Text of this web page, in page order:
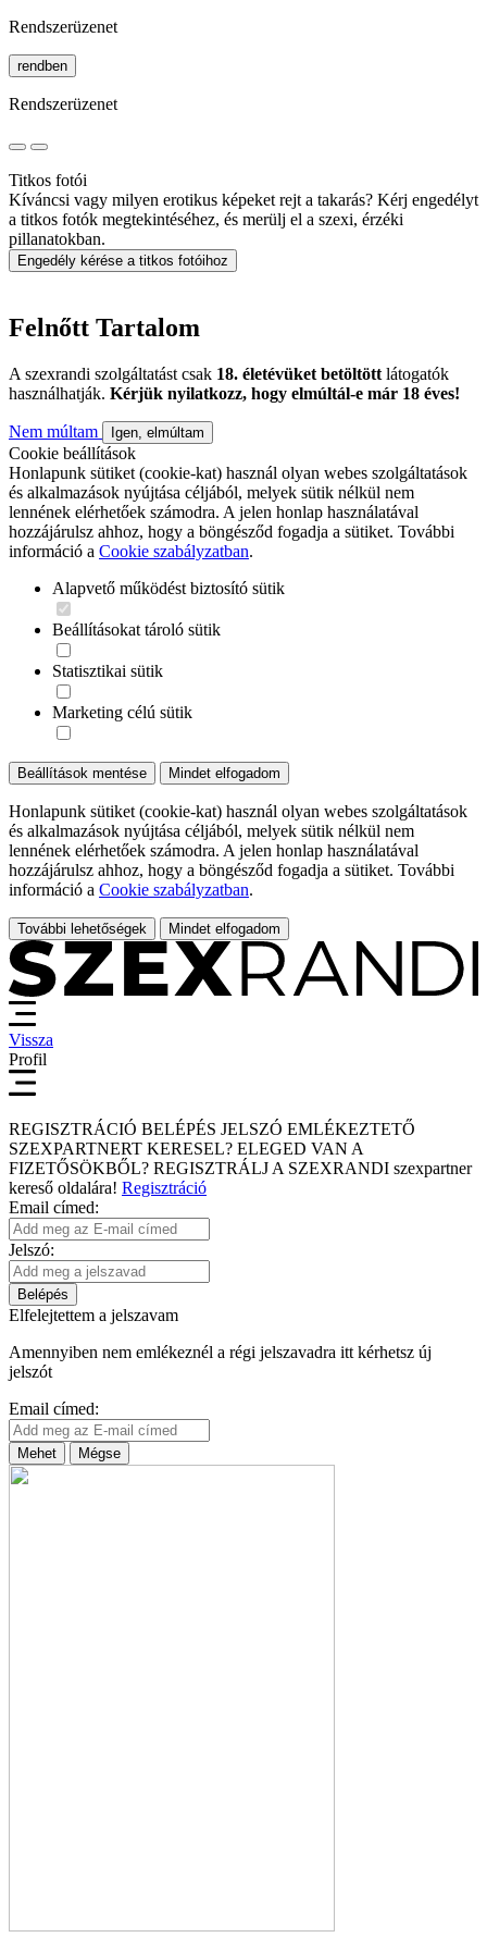
Rendszerüzenet
rendben
Rendszerüzenet
Titkos fotói
Kíváncsi vagy milyen erotikus képeket rejt a takarás? Kérj engedélyt
a titkos fotók megtekintéséhez, és merülj el a szexi, érzéki
pillanatokban.
Engedély kérése a titkos fotóihoz
Felnőtt Tartalom
A szexrandi szolgáltatást csak 18. életévüket betöltött látogatók
használhatják. Kérjük nyilatkozz, hogy elmúltál-e már 18 éves!
Nem múltam Igen, elmúltam
Cookie beállítások
Honlapunk sütiket (cookie-kat) használ olyan webes szolgáltatások
és alkalmazások nyújtása céljából, melyek sütik nélkül nem
lennének elérhetőek számodra. A jelen honlap használatával
hozzájárulsz ahhoz, hogy a böngésződ fogadja a sütiket. További
információ a Cookie szabályzatban.
Alapvető működést biztosító sütik
Beállításokat tároló sütik
Statisztikai sütik
Marketing célú sütik
Beállítások mentése Mindet elfogadom
Honlapunk sütiket (cookie-kat) használ olyan webes szolgáltatások
és alkalmazások nyújtása céljából, melyek sütik nélkül nem
lennének elérhetőek számodra. A jelen honlap használatával
hozzájárulsz ahhoz, hogy a böngésződ fogadja a sütiket. További
információ a Cookie szabályzatban.
További lehetőségek Mindet elfogadom
Vissza
Profil
REGISZTRÁCIÓ BELÉPÉS JELSZÓ EMLÉKEZTETŐ
SZEXPARTNERT KERESEL? ELEGED VAN A
FIZETŐSÖKBŐL? REGISZTRÁLJ A SZEXRANDI szexpartner
kereső oldalára! Regisztráció
Email címed:
Jelszó:
Belépés
Elfelejtettem a jelszavam
Amennyiben nem emlékeznél a régi jelszavadra itt kérhetsz új
jelszót
Email címed:
Mehet Mégse